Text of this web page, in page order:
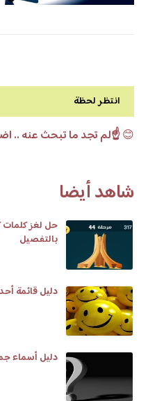
انتظر لحظة
😊☝️لم تجد ما تبحث عنه ..
شاهد أيضا
بالتفصيل
دليل قائمة
دليل أسماء